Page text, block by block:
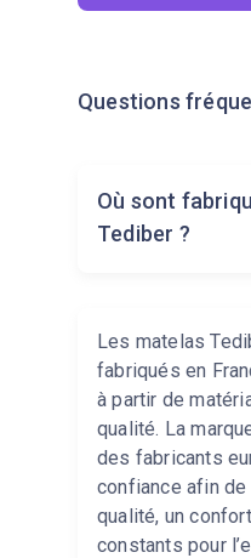
Questions
Où sont
Tediber ?
Les matelas
fabriqués en
à partir de
qualité. La
des fabricants
confiance afin de
qualité, un
constants pour